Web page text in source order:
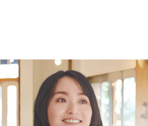
お知らせ
イベント・グッズ
YouTube
会社情報